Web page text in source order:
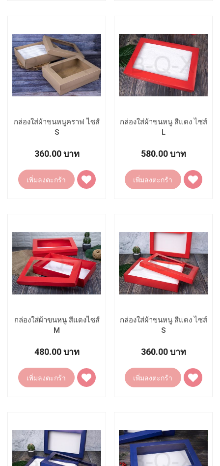
กล่องใส่ผ้าขนหนูคราฟ ไซส์
S
360.00 บาท
เพิ่มลงตะกร้า
เพิ่ม
ไป
กล่องใส่ผ้าขนหนู สีแดง ไซส์
L
580.00 บาท
เพิ่มลงตะกร้า
เพิ่ม
ไป
กล่องใส่ผ้าขนหนู สีแดงไซส์
M
480.00 บาท
เพิ่มลงตะกร้า
เพิ่ม
ไป
กล่องใส่ผ้าขนหนู สีแดง ไซส์
S
360.00 บาท
เพิ่มลงตะกร้า
เพิ่ม
ไป